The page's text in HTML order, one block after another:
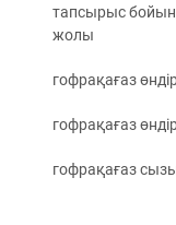
тапсырыс
жолы
гофрақағаз
гофрақағаз
гофрақағаз